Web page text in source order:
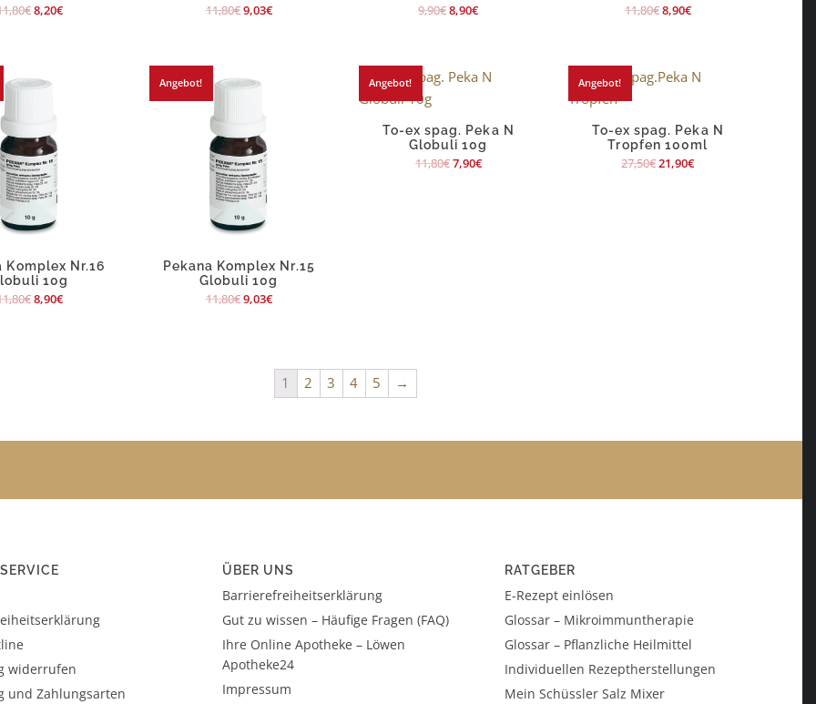
€8,20€ 11,80€9,03€ 9,90€8,90€ 11,80€8,90€
Komplex Nr.16
10g
€8,90€
Angebot!
Pekana Komplex Nr.15
Globuli 10g
11,80€9,03€
Angebot!
To-ex spag. Peka N
Globuli 10g
11,80€7,90€
Angebot!
To-ex spag. Peka N
Tropfen 100ml
27,50€21,90€
1 2 3 4 5 →
widerrufen
und Zahlungsarten
ÜBER UNS
Barrierefreiheitserklärung
Gut zu wissen – Häufige Fragen (FAQ)
Ihre Online Apotheke – Löwen
Apotheke24
Impressum
RATGEBER
E-Rezept einlösen
Glossar – Mikroimmuntherapie
Glossar – Pflanzliche Heilmittel
Individuellen Rezeptherstellungen
Mein Schüssler Salz Mixer